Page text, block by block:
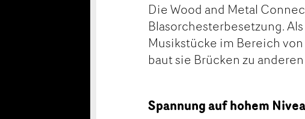
Die Wood and Metal
Blasorchesterbesetzung.
Musikstücke im Bereich
baut sie Brücken zu
Spannung auf hohem